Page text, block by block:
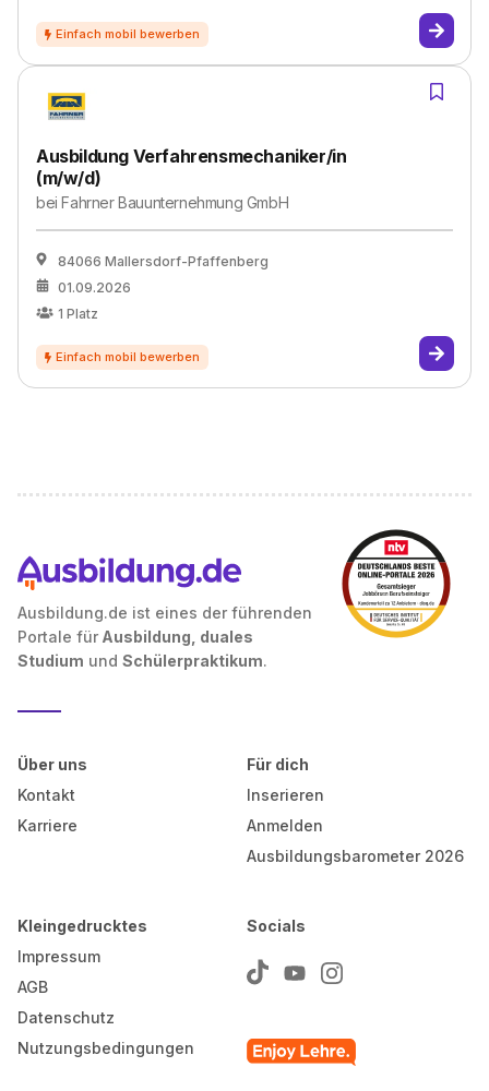
Ausbildung Verfahrensmechaniker/in
(m/w/d)
beiFahrner Bauunternehmung GmbH
84066 Mallersdorf-Pfaffenberg
01.09.2026
1 Platz
Ausbildung.de ist eines der führenden
Portale für Ausbildung, duales
Studium und Schülerpraktikum.
Über uns
Kontakt
Karriere
Für dich
Inserieren
Anmelden
Ausbildungsbarometer 2026
Kleingedrucktes
Impressum
AGB
Datenschutz
Nutzungsbedingungen
Socials